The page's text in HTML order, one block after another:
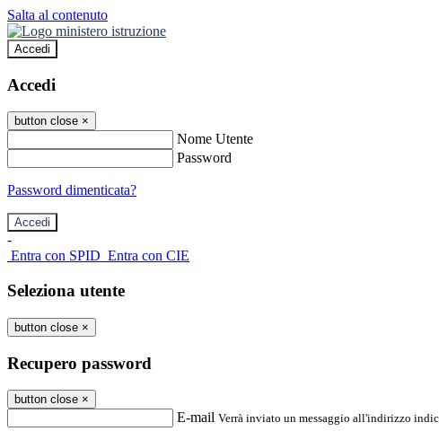
Salta al contenuto
Accedi
Accedi
button close ×
Nome Utente
Password
Password dimenticata?
-
Entra con SPID Entra con CIE
Seleziona utente
button close ×
Recupero password
button close ×
E-mail Verrà inviato un messaggio all'indirizzo